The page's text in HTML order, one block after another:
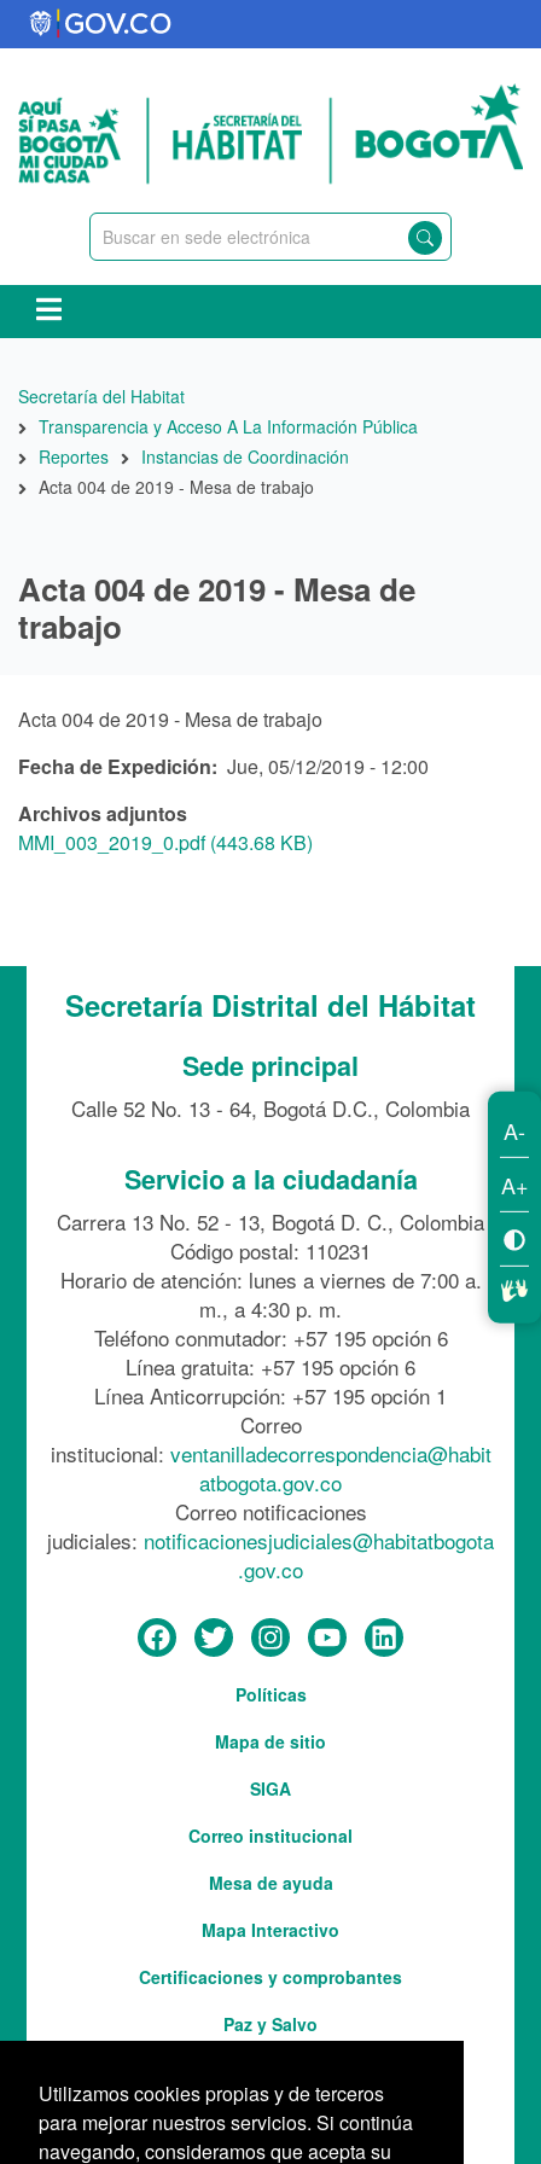
Utilizamos cookies propias y de terceros
para mejorar nuestros servicios. Si continúa
navegando, consideramos que acepta su
Pasar
al
principal
Ruta
de
navegación
Secretaría del Habitat
Transparencia y Acceso A La Información Pública
Reportes
Instancias de Coordinación
Acta 004 de 2019 - Mesa de trabajo
Acta 004 de 2019 - Mesa de
trabajo
Acta 004 de 2019 - Mesa de trabajo
Fecha de Expedición
Jue, 05/12/2019 - 12:00
Archivos adjuntos
MMI_003_2019_0.pdf (443.68 KB)
Secretaría Distrital del Hábitat
Sede principal
Calle 52 No. 13 - 64, Bogotá D.C., Colombia
Servicio a la ciudadanía
Carrera 13 No. 52 - 13, Bogotá D. C., Colombia
Código postal: 110231
Horario de atención: lunes a viernes de 7:00 a.
m., a 4:30 p. m.
Teléfono conmutador: +57 195 opción 6
Línea gratuita: +57 195 opción 6
Línea Anticorrupción: +57 195 opción 1
Correo
institucional: ventanilladecorrespondencia@habit
atbogota.gov.co
Correo notificaciones
judiciales: notificacionesjudiciales@habitatbogota
.gov.co
Políticas
Mapa de sitio
SIGA
Correo institucional
Mesa de ayuda
Mapa Interactivo
ServicesCertificaciones y comprobantes
Paz y Salvo
A-
A+